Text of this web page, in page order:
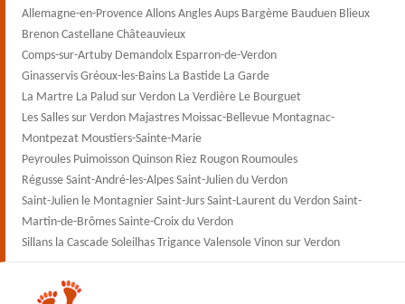
Allemagne-en-Provence Allons Angles Aups Bargème Bauduen Blieux
Brenon Castellane Châteauvieux
Comps-sur-Artuby Demandolx Esparron-de-Verdon
Ginasservis Gréoux-les-Bains La Bastide La Garde
La Martre La Palud sur Verdon La Verdière Le Bourguet
Les Salles sur Verdon Majastres Moissac-Bellevue Montagnac-
Montpezat Moustiers-Sainte-Marie
Peyroules Puimoisson Quinson Riez Rougon Roumoules
Régusse Saint-André-les-Alpes Saint-Julien du Verdon
Saint-Julien le Montagnier Saint-Jurs Saint-Laurent du Verdon Saint-
Martin-de-Brômes Sainte-Croix du Verdon
Sillans la Cascade Soleilhas Trigance Valensole Vinon sur Verdon